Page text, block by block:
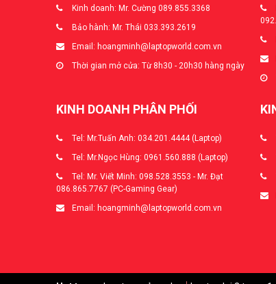
Kinh doanh: Mr. Cường 089.855.3368
Bảo hành: Mr. Thái 033.393.2619
Email: hoangminh@laptopworld.com.vn
Thời gian mở cửa: Từ 8h30 - 20h30 hàng ngày
KINH DOANH PHÂN PHỐI
Tel: Mr.Tuấn Anh: 034.201.4444 (Laptop)
Tel: Mr.Ngọc Hùng: 0961.560.888 (Laptop)
Tel: Mr. Viết Minh: 098.528.3553 - Mr. Đạt
086.865.7767 (PC-Gaming Gear)
Email: hoangminh@laptopworld.com.vn